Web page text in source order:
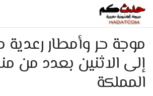
موجة حر وأمطار
إلى الاثنين بعدد من
المملكة